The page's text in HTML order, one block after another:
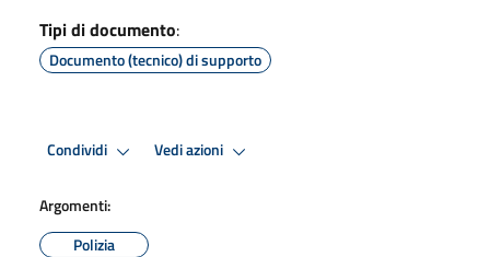
Tipi di documento:
Documento (tecnico) di supporto
Condividi Vedi azioni
Argomenti:
Polizia